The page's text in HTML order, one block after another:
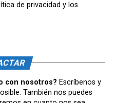
de privacidad y los
con nosotros? Escríbenos y
También nos puedes